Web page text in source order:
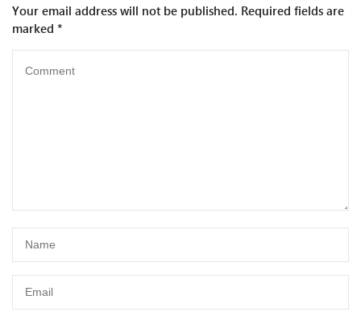
Your email address will not be published. Required fields are
marked *